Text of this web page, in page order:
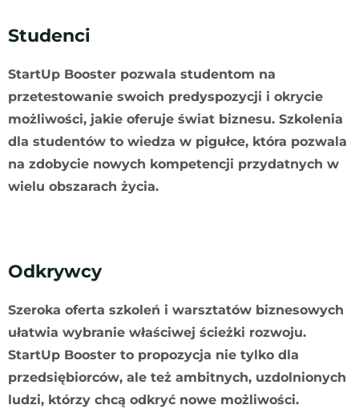
Studenci
StartUp Booster pozwala studentom na
przetestowanie swoich predyspozycji i okrycie
możliwości, jakie oferuje świat biznesu. Szkolenia
dla studentów to wiedza w pigułce, która pozwala
na zdobycie nowych kompetencji przydatnych w
wielu obszarach życia.
Odkrywcy
Szeroka oferta szkoleń i warsztatów biznesowych
ułatwia wybranie właściwej ścieżki rozwoju.
StartUp Booster to propozycja nie tylko dla
przedsiębiorców, ale też ambitnych, uzdolnionych
ludzi, którzy chcą odkryć nowe możliwości.